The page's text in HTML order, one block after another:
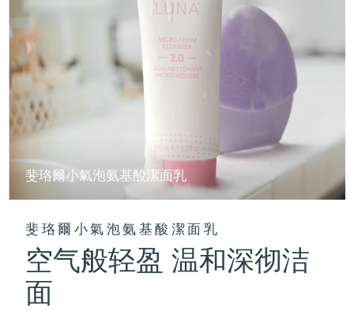
斐珞爾小氣泡氨基酸潔面乳
斐珞爾小氣泡氨基酸潔面乳
空气般轻盈 温和深彻洁
面